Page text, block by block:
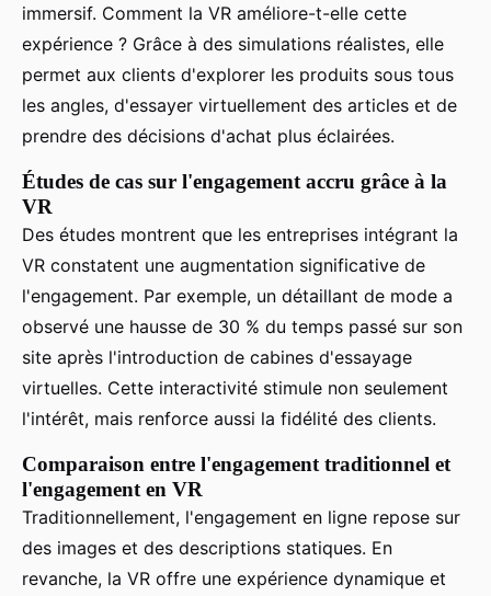
immersif. Comment la VR améliore-t-elle cette
expérience ? Grâce à des simulations réalistes, elle
permet aux clients d'explorer les produits sous tous
les angles, d'essayer virtuellement des articles et de
prendre des décisions d'achat plus éclairées.
Études de cas sur l'engagement accru grâce à la
VR
Des études montrent que les entreprises intégrant la
VR constatent une augmentation significative de
l'engagement. Par exemple, un détaillant de mode a
observé une hausse de 30 % du temps passé sur son
site après l'introduction de cabines d'essayage
virtuelles. Cette interactivité stimule non seulement
l'intérêt, mais renforce aussi la fidélité des clients.
Comparaison entre l'engagement traditionnel et
l'engagement en VR
Traditionnellement, l'engagement en ligne repose sur
des images et des descriptions statiques. En
revanche, la VR offre une expérience dynamique et